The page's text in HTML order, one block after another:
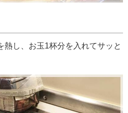
熱し、お玉1杯分を入れてサッと